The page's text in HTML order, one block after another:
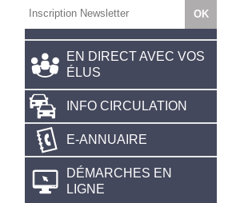
EN DIRECT AVEC VOS
ÉLUS
INFO CIRCULATION
E-ANNUAIRE
DÉMARCHES EN
LIGNE